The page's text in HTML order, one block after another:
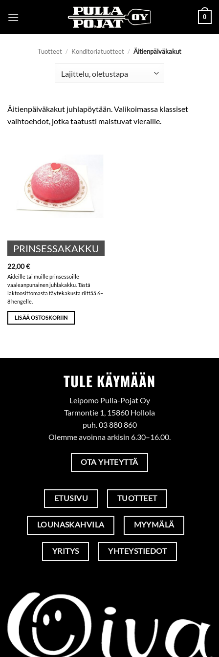
0
Tuotteet / Konditoriatuotteet / Äitienpäiväkakut
Äitienpäiväkakut juhlapöytään. Valikoimassa klassiset
vaihtoehdot, jotka taatusti maistuvat vieraille.
PRINSESSAKAKKU
22,00€
Äideille tai muille prinsessoille
vaaleanpunainen juhlakakku. Tästä
laktoosittomasta täytekakusta riittää 6–
8 hengelle.
LISÄÄ OSTOSKORIIN
TULE KÄYMÄÄN
Leipomo Pulla-Pojat Oy
Tarmontie 1, 15860 Hollola
puh. 03 880 860
Olemme avoinna arkisin 6.30–16.00.
OTA YHTEYTTÄ
ETUSIVU TUOTTEET
LOUNASKAHVILA MYYMÄLÄ
YRITYS YHTEYSTIEDOT